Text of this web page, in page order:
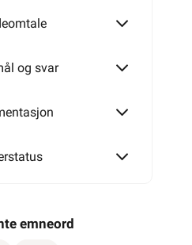
og svar
emneord